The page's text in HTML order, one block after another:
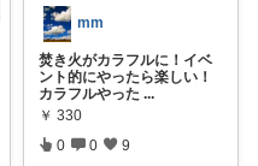
mm
焚き火がカラフルに！イベ
ント的にやったら楽しい！
カラフルやった ...
￥ 330
0 0 9